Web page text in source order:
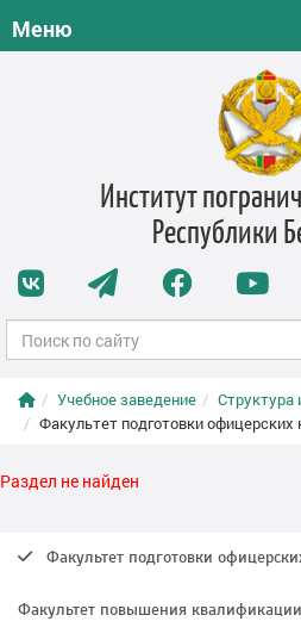
Меню
Институт
Республики
Учебное заведение
Структура
Факультет подготовки офицерских
Раздел не найден
Факультет подготовки
Факультет повышения